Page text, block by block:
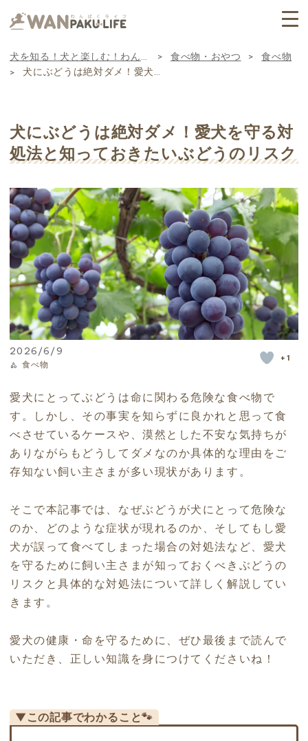
犬を知る！犬と楽しむ！わんぱくライフ > 食べ物・おやつ >
食べ物
>
犬にぶどうは絶対ダメ！愛犬を守る対処法と知っておきたいぶどうのリスク
犬にぶどうは絶対ダメ！愛犬を守る対
処法と知っておきたいぶどうのリスク
2026/6/9
食べ物
+1
愛犬にとってぶどうは命に関わる危険な食べ物で
す。しかし、その事実を知らずに良かれと思って食
べさせているケースや、漠然とした不安な気持ちが
ありながらもどうしてダメなのか具体的な理由をご
存知ない飼い主さまが多い現状があります。
そこで本記事では、なぜぶどうが犬にとって危険な
のか、どのような症状が現れるのか、そしてもし愛
犬が誤って食べてしまった場合の対処法など、愛犬
を守るために飼い主さまが知っておくべきぶどうの
リスクと具体的な対処法について詳しく解説してい
きます。
愛犬の健康・命を守るために、ぜひ最後まで読んで
いただき、正しい知識を身につけてくださいね！
▼この記事でわかること🐾